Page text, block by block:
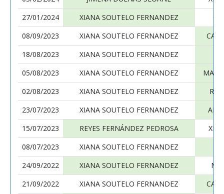
27/01/2024
XIANA SOUTELO FERNANDEZ
08/09/2023
XIANA SOUTELO FERNANDEZ
18/08/2023
XIANA SOUTELO FERNANDEZ
05/08/2023
XIANA SOUTELO FERNANDEZ
02/08/2023
XIANA SOUTELO FERNANDEZ
23/07/2023
XIANA SOUTELO FERNANDEZ
15/07/2023
REYES FERNÁNDEZ PEDROSA
08/07/2023
XIANA SOUTELO FERNANDEZ
24/09/2022
XIANA SOUTELO FERNANDEZ
21/09/2022
XIANA SOUTELO FERNANDEZ